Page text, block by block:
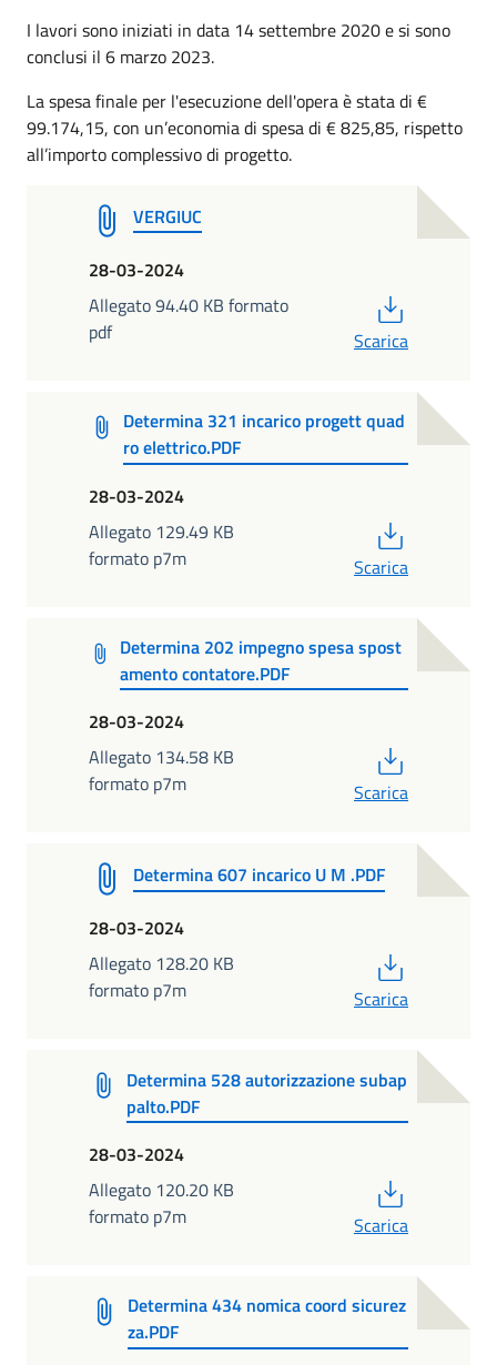
I lavori sono iniziati in data 14 settembre 2020 e si sono
conclusi il 6 marzo 2023.
La spesa finale per l'esecuzione dell'opera è stata di €
99.174,15, con un’economia di spesa di € 825,85, rispetto
all’importo complessivo di progetto.
VERGIUC
28-03-2024
Allegato 94.40 KB formato
pdf
Scarica
Determina 321 incarico progett quad
ro elettrico.PDF
28-03-2024
Allegato 129.49 KB
formato p7m
Scarica
Determina 202 impegno spesa spost
amento contatore.PDF
28-03-2024
Allegato 134.58 KB
formato p7m
Scarica
Determina 607 incarico U M .PDF
28-03-2024
Allegato 128.20 KB
formato p7m
Scarica
Determina 528 autorizzazione subap
palto.PDF
28-03-2024
Allegato 120.20 KB
formato p7m
Scarica
Determina 434 nomica coord sicurez
za.PDF